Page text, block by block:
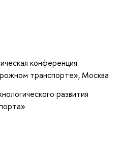
конференция
транспорте», Москва
развития